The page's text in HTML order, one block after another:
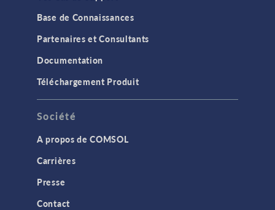
Base de Connaissances
Partenaires et Consultants
Documentation
Téléchargement Produit
Société
A propos de COMSOL
Carrières
Presse
Contact